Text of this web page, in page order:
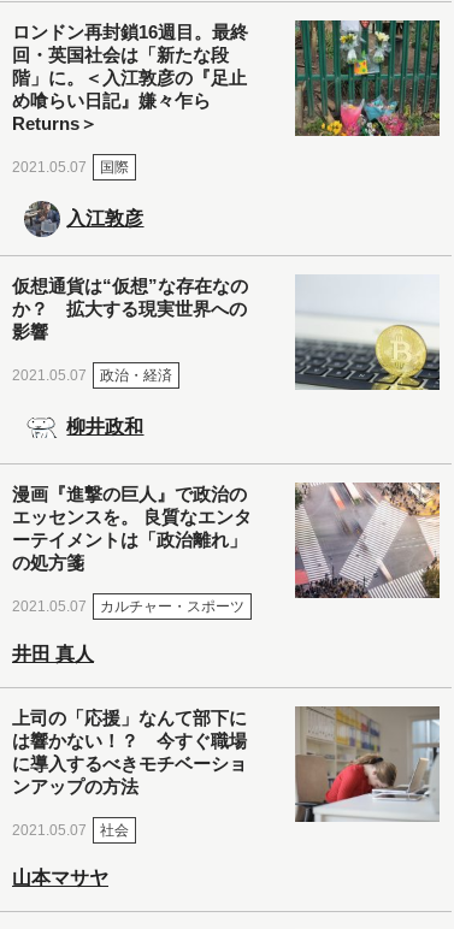
ロンドン再封鎖16週目。最終
回・英国社会は「新たな段
階」に。＜入江敦彦の『足止
め喰らい日記』嫌々乍ら
Returns＞
2021.05.07 国際
入江敦彦
仮想通貨は“仮想”な存在なの
か？ 拡大する現実世界への
影響
2021.05.07 政治・経済
柳井政和
漫画『進撃の巨人』で政治の
エッセンスを。 良質なエンタ
ーテイメントは「政治離れ」
の処方箋
2021.05.07 カルチャー・スポーツ
井田 真人
上司の「応援」なんて部下に
は響かない！？ 今すぐ職場
に導入するべきモチベーショ
ンアップの方法
2021.05.07 社会
山本マサヤ